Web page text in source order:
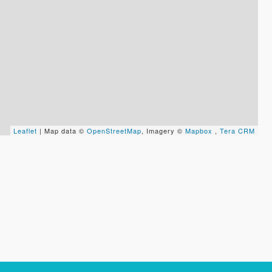
Leaflet | Map data © OpenStreetMap, Imagery © Mapbox , Tera CRM